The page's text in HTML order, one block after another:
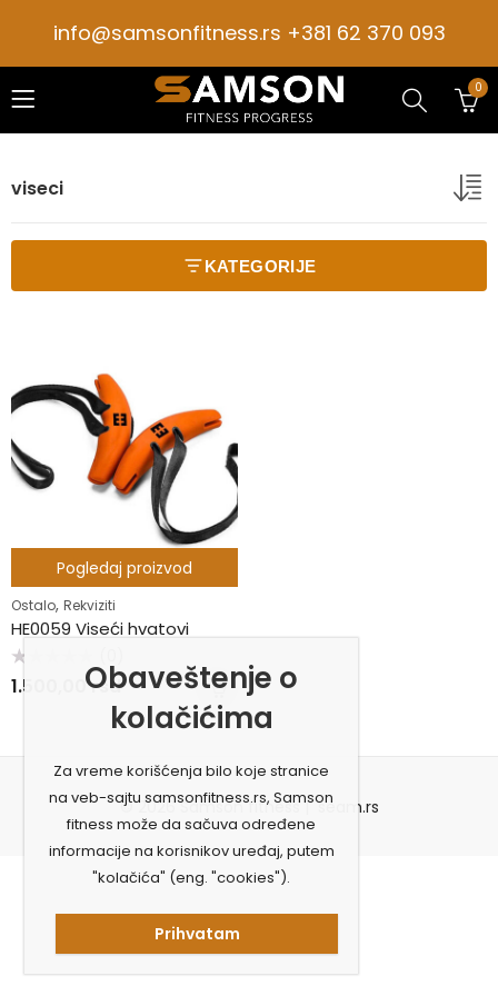
info@samsonfitness.rs +381 62 370 093
0
viseci
KATEGORIJE
Pogledaj proizvod
Ostalo, Rekviziti
HE0059 Viseći hvatovi
sa
1.500,00rsd
© 2026 Samson fitness |seam.rs
Obaveštenje o
kolačićima
Za vreme korišćenja bilo koje stranice
na veb-sajtu samsonfitness.rs, Samson
fitness može da sačuva određene
informacije na korisnikov uređaj, putem
"kolačića" (eng. "cookies").
Prihvatam